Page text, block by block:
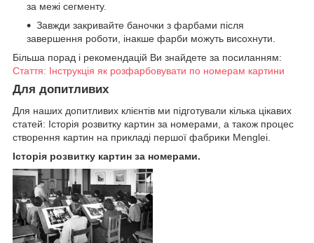
за межі сегменту.
Завжди закривайте баночки з фарбами після
завершення роботи, інакше фарби можуть висохнути.
Більша порад і рекомендацій Ви знайдете за посиланням:
Стаття: Інструкція як розфарбовувати по номерам картини
Для допитливих
Для наших допитливих клієнтів ми підготували кілька цікавих
статей: Історія розвитку картин за номерами, а також процес
створення картин на прикладі першої фабрики Menglei.
Історія розвитку картин за номерами.